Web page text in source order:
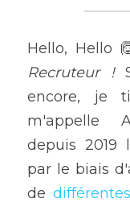
Hello, Hello
Recruteur !
encore, je
m'appelle
depuis 2019
par le biais
de